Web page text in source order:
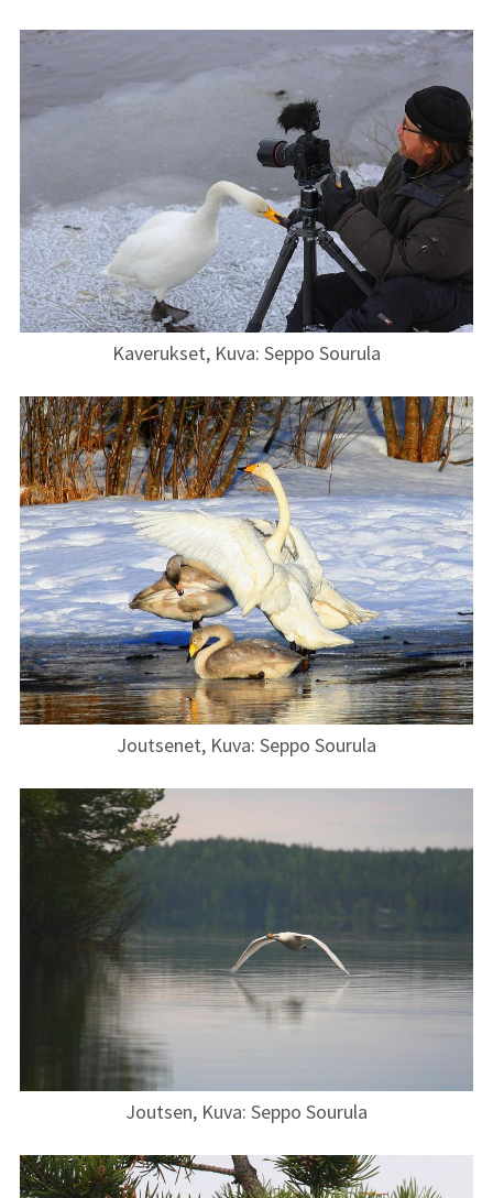
Kaverukset, Kuva: Seppo Sourula
Joutsenet, Kuva: Seppo Sourula
Joutsen, Kuva: Seppo Sourula